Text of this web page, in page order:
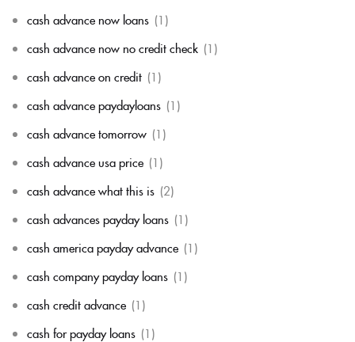
cash advance now loans (1)
cash advance now no credit check (1)
cash advance on credit (1)
cash advance paydayloans (1)
cash advance tomorrow (1)
cash advance usa price (1)
cash advance what this is (2)
cash advances payday loans (1)
cash america payday advance (1)
cash company payday loans (1)
cash credit advance (1)
cash for payday loans (1)